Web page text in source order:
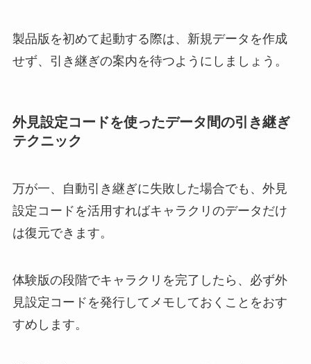
製品版を初めて起動する際は、新規データを作成
せず、引き継ぎの案内を待つようにしましょう。
外見設定コードを使ったデータ間の引き継ぎ
テクニック
万が一、自動引き継ぎに失敗した場合でも、外見
設定コードを活用すればキャラクリのデータだけ
は復元できます。
体験版の段階でキャラクリを完了したら、必ず外
見設定コードを発行してメモしておくことをおす
すめします。